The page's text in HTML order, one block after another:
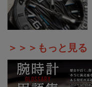
＞＞＞もっと見る